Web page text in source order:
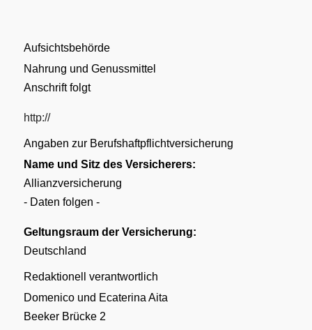
Aufsichtsbehörde
Nahrung und Genussmittel
Anschrift folgt
http://
Angaben zur Berufs­haftpflicht­versicherung
Name und Sitz des Versicherers:
Allianzversicherung
- Daten folgen -
Geltungsraum der Versicherung:
Deutschland
Redaktionell verantwortlich
Domenico und Ecaterina Aita
Beeker Brücke 2